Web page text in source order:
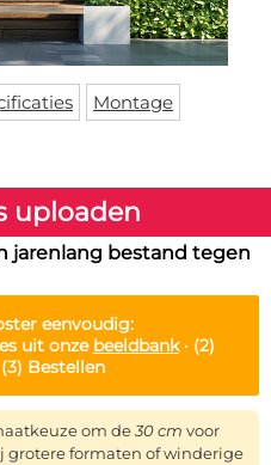
Montage
uploaden
jarenlang bestand tegen
eenvoudig:
uit onze beeldbank· (2)
(3) Bestellen
om de30 cm voor
grotere formaten of winderige